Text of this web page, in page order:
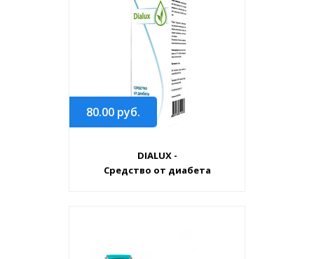
80.00 руб.
DIALUX -
Средство от диабета